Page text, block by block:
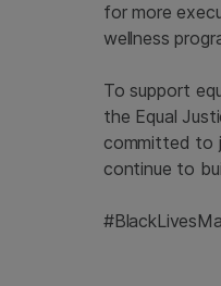
for more
wellness
To support
the Equal
committed to
continue to